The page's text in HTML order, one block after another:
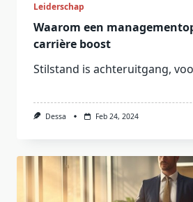
Leiderschap
Waarom een
carrière boost
Stilstand is achteruitgang,
Dessa Feb 24, 2024